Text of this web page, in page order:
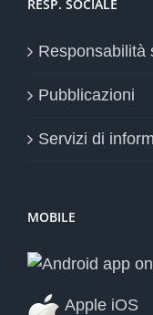
RESP. SOCIALE
Responsabilità
Pubblicazioni
Servizi di
MOBILE
Apple iOS